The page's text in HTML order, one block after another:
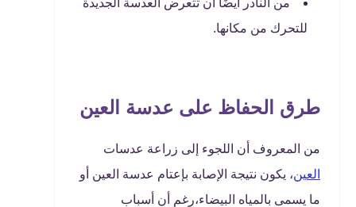
من النادر أيضًا أن تتعرض العدسة الجديدة
للتحرك من مكانها.
طرق الحفاظ على عدسة العين
من المعروف أن اللجوء إلى زراعة عدسات
العين، يكون نتيجة الإصابة بإعتام عدسة العين أو
ما يسمى بالمياه البيضاء،رغم أن أسباب